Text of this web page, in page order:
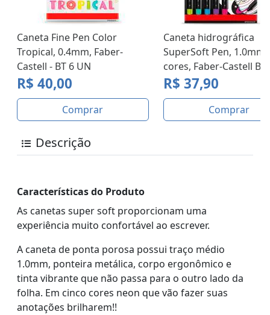
Caneta Fine Pen Color
Tropical, 0.4mm, Faber-
Castell - BT 6 UN
R$ 40,00
Comprar
Caneta hidrográfica
SuperSoft Pen, 1.0mm,
cores, Faber-Castell BT
R$ 37,90
Comprar
Descrição
Características do Produto
As canetas super soft proporcionam uma
experiência muito confortável ao escrever.
A caneta de ponta porosa possui traço médio
1.0mm, ponteira metálica, corpo ergonômico e
tinta vibrante que não passa para o outro lado da
folha. Em cinco cores neon que vão fazer suas
anotações brilharem!!